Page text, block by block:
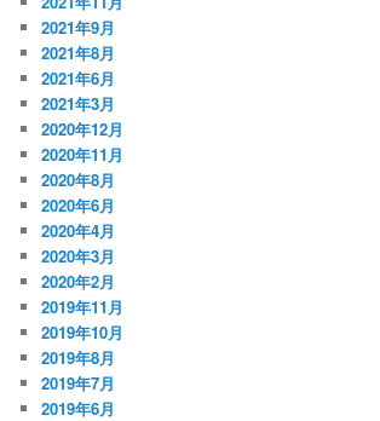
2021年9月
2021年8月
2021年6月
2021年3月
2020年12月
2020年11月
2020年8月
2020年6月
2020年4月
2020年3月
2020年2月
2019年11月
2019年10月
2019年8月
2019年7月
2019年6月